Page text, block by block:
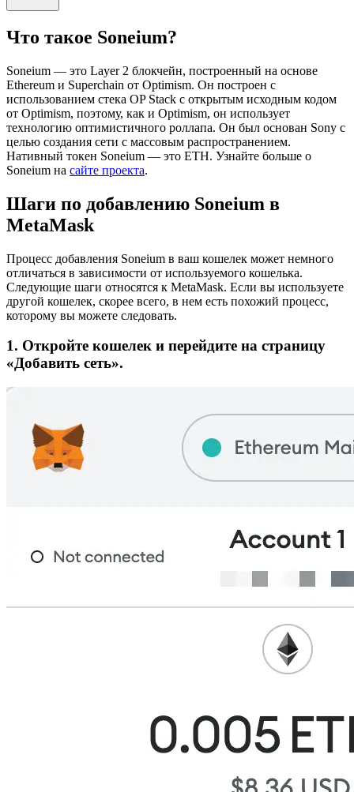
Что такое Soneium?
Soneium — это Layer 2 блокчейн, построенный на основе
Ethereum и Superchain от Optimism. Он построен с
использованием стека OP Stack с открытым исходным кодом
от Optimism, поэтому, как и Optimism, он использует
технологию оптимистичного роллапа. Он был основан Sony с
целью создания сети с массовым распространением.
Нативный токен Soneium — это ETH. Узнайте больше о
Soneium на сайте проекта.
Шаги по добавлению Soneium в
MetaMask
Процесс добавления Soneium в ваш кошелек может немного
отличаться в зависимости от используемого кошелька.
Следующие шаги относятся к MetaMask. Если вы используете
другой кошелек, скорее всего, в нем есть похожий процесс,
которому вы можете следовать.
1. Откройте кошелек и перейдите на страницу
«Добавить сеть».